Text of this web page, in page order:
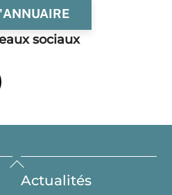
sociaux
Back
To
Actualités